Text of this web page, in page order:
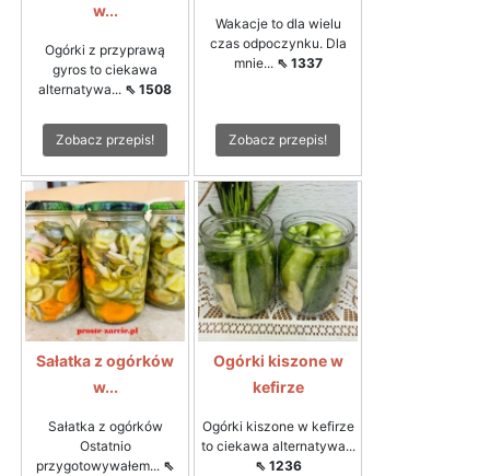
w...
Ogórki z przyprawą
gyros to ciekawa
alternatywa... ⇖ 1508
Zobacz przepis!
Wakacje to dla wielu
czas odpoczynku. Dla
mnie... ⇖ 1337
Zobacz przepis!
Sałatka z ogórków
w...
Sałatka z ogórków
Ostatnio
przygotowywałem... ⇖
Ogórki kiszone w
kefirze
Ogórki kiszone w kefirze
to ciekawa alternatywa...
⇖ 1236